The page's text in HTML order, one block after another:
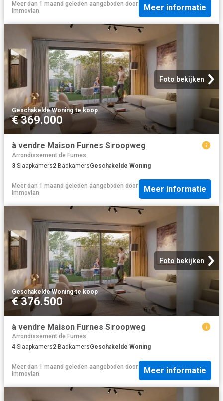
Meer dan 1 maand geleden aangeboden door
Immovlan
Meer informatie
Foto bekijken
Geschakelde Woning·te koop
€ 369.000
à vendre Maison Furnes Siroopweg
Arrondissement de Furnes
3 Slaapkamers2 BadkamersGeschakelde Woning
Meer dan 1 maand geleden aangeboden door
immovlan
Meer informatie
Foto bekijken
Geschakelde Woning·te koop
€ 376.500
à vendre Maison Furnes Siroopweg
Arrondissement de Furnes
4 Slaapkamers2 BadkamersGeschakelde Woning
Meer dan 1 maand geleden aangeboden door
immovlan
Meer informatie